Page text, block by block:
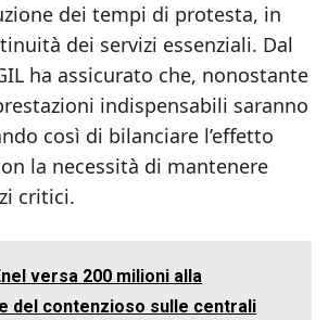
dei tempi di protesta, in
dei servizi essenziali. Dal
ha assicurato che, nonostante
indispensabili saranno
così di bilanciare l’effetto
la necessità di mantenere
critici.
versa 200 milioni alla
del contenzioso sulle centrali